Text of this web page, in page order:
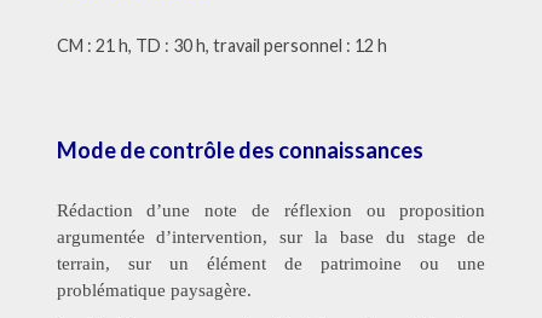
CM : 21 h, TD : 30 h, travail personnel : 12 h
Mode de contrôle des connaissances
Rédaction d’une note de réflexion ou proposition
argumentée d’intervention, sur la base du stage de
terrain, sur un élément de patrimoine ou une
problématique paysagère.